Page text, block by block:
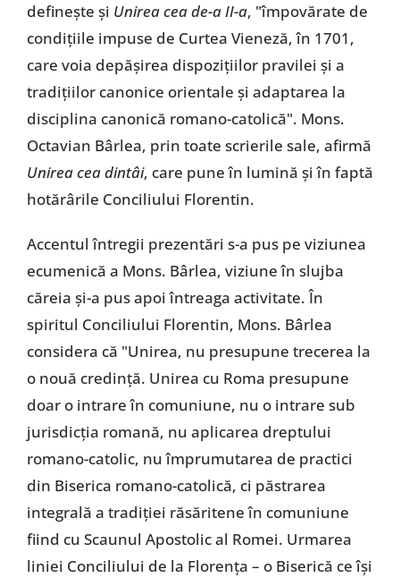
definește și Unirea cea de-a II-a, "împovărate de
condițiile impuse de Curtea Vieneză, în 1701,
care voia depășirea dispozițiilor pravilei și a
tradițiilor canonice orientale și adaptarea la
disciplina canonică romano-catolică". Mons.
Octavian Bârlea, prin toate scrierile sale, afirmă
Unirea cea dintâi, care pune în lumină și în faptă
hotărârile Conciliului Florentin.
Accentul întregii prezentări s-a pus pe viziunea
ecumenică a Mons. Bârlea, viziune în slujba
căreia și-a pus apoi întreaga activitate. În
spiritul Conciliului Florentin, Mons. Bârlea
considera că "Unirea, nu presupune trecerea la
o nouă credință. Unirea cu Roma presupune
doar o intrare în comuniune, nu o intrare sub
jurisdicția romană, nu aplicarea dreptului
romano-catolic, nu împrumutarea de practici
din Biserica romano-catolică, ci păstrarea
integrală a tradiției răsăritene în comuniune
fiind cu Scaunul Apostolic al Romei. Urmarea
liniei Conciliului de la Florența – o Biserică ce își